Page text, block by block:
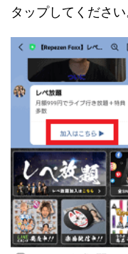
タップしてください